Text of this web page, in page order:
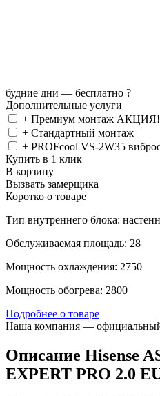
будние дни — бесплатно ?
Дополнительные услуги
+ Премиум монтаж
+ Стандартный монтаж
+ PROFcool VS-2W35
Купить в 1 клик
В корзину
Вызвать замерщика
Коротко о товаре
Тип внутреннего блока:
Обслуживаемая площадь: 28
Мощность охлаждения: 2750
Мощность обогрева: 2800
Подробнее о товаре
Наша компания — официальный
Описание Hisense
EXPERT PRO 2.0